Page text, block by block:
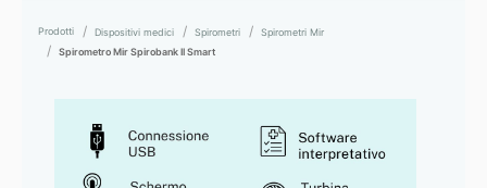
Prodotti Dispositivi medici Spirometri
Spirometri Mir
Spirometro Mir Spirobank II Smart